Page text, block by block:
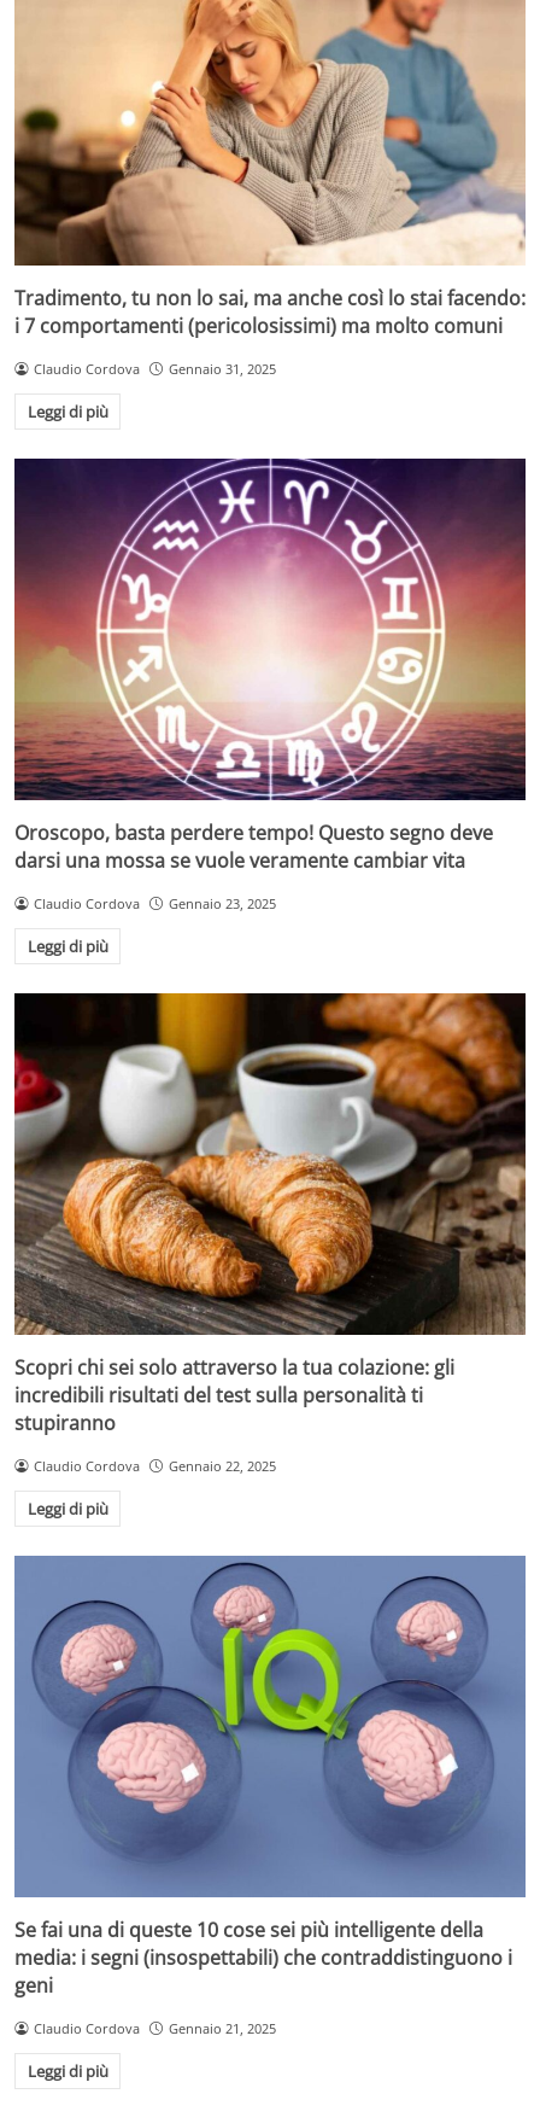
Tradimento, tu non lo sai, ma anche così lo stai facendo:
i 7 comportamenti (pericolosissimi) ma molto comuni
Claudio Cordova Gennaio 31, 2025
Leggi di più
Oroscopo, basta perdere tempo! Questo segno deve
darsi una mossa se vuole veramente cambiar vita
Claudio Cordova Gennaio 23, 2025
Leggi di più
Scopri chi sei solo attraverso la tua colazione: gli
incredibili risultati del test sulla personalità ti
stupiranno
Claudio Cordova Gennaio 22, 2025
Leggi di più
Se fai una di queste 10 cose sei più intelligente della
media: i segni (insospettabili) che contraddistinguono i
geni
Claudio Cordova Gennaio 21, 2025
Leggi di più